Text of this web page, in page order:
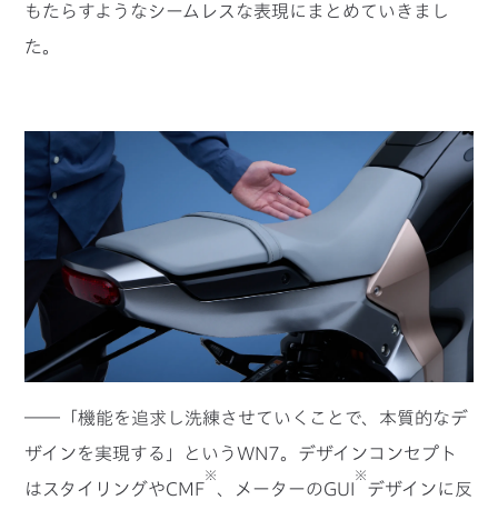
もたらすようなシームレスな表現にまとめていきまし
た。
――「機能を追求し洗練させていくことで、本質的なデ
ザインを実現する」というWN7。デザインコンセプト
はスタイリングやCMF
※
、メーターのGUI
※
デザインに反